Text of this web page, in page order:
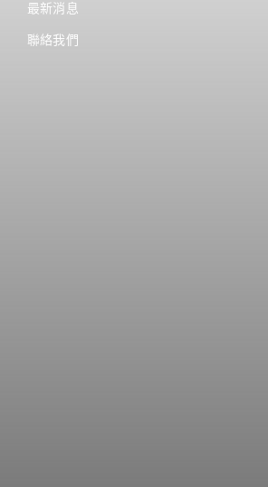
最新消息
聯絡我們